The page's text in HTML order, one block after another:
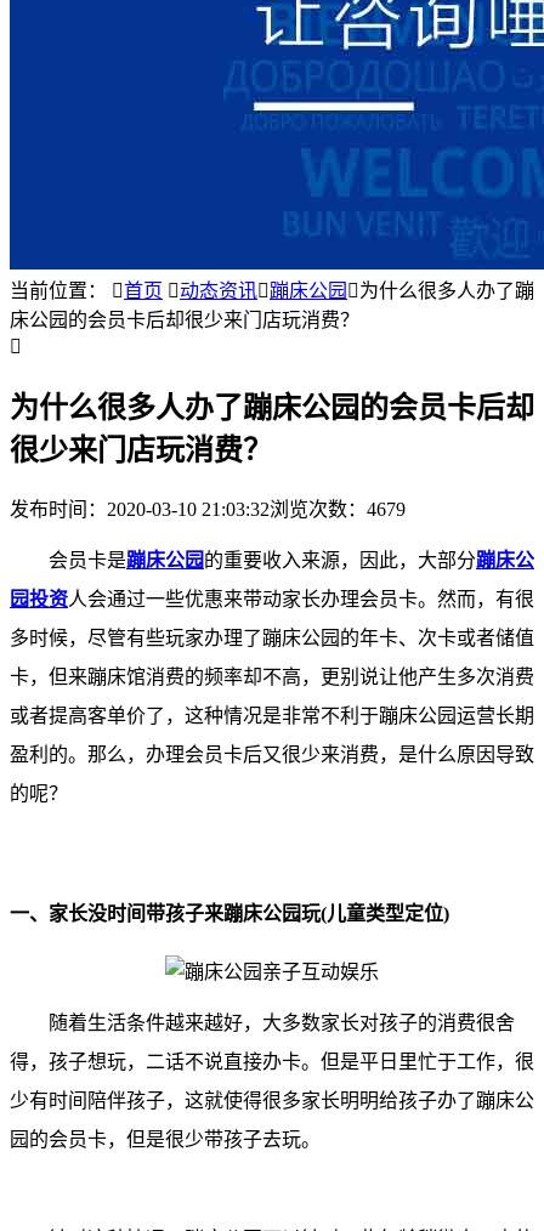
当前位置： 首页 动态资讯蹦床公园 为什么很多人办了蹦
床公园的会员卡后却很少来门店玩消费？

为什么很多人办了蹦床公园的会员卡后却
很少来门店玩消费？
发布时间： 2020-03-10 21:03:32浏览次数：4679
会员卡是蹦床公园的重要收入来源，因此，大部分蹦床公
园投资人会通过一些优惠来带动家长办理会员卡。然而，有很
多时候，尽管有些玩家办理了蹦床公园的年卡、次卡或者储值
卡，但来蹦床馆消费的频率却不高，更别说让他产生多次消费
或者提高客单价了，这种情况是非常不利于蹦床公园运营长期
盈利的。那么，办理会员卡后又很少来消费，是什么原因导致
的呢？
一、家长没时间带孩子来蹦床公园玩(儿童类型定位)
随着生活条件越来越好，大多数家长对孩子的消费很舍
得，孩子想玩，二话不说直接办卡。但是平日里忙于工作，很
少有时间陪伴孩子，这就使得很多家长明明给孩子办了蹦床公
园的会员卡，但是很少带孩子去玩。